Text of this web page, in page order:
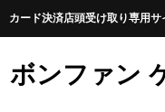
カード決済店頭受け取り専用サ
ボンファン